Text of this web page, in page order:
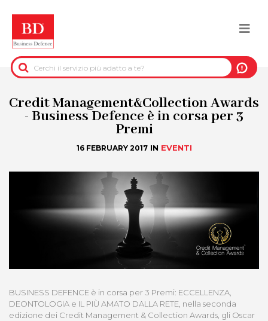
contenuto
principale
BACK
INFORMAZIONI PRE-CONTRATTUALI
INFORMAZIONI PER IL RECUPERO DEL
INFORMAZIONI IMMOBILIARI
DATI UFFICIALI
DUE DILIGENCE
SERVIZI ANTIFRODE
Credit Management&Collection Awards
- Business Defence è in corsa per 3
Premi
16 FEBRUARY 2017IN EVENTI
BUSINESS DEFENCE è in corsa per 3 Premi: ECCELLENZA,
DEONTOLOGIA e IL PIÙ AMATO DALLA RETE, nella seconda
edizione dei Credit Management & Collection Awards, gli Oscar